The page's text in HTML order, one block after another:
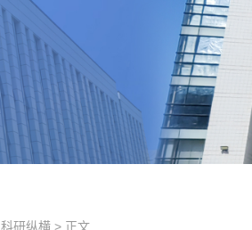
科研纵横 > 正文